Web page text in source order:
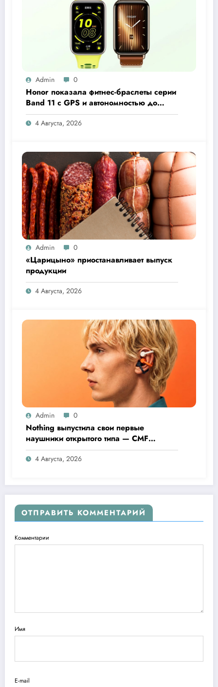
Admin 0
Honor показала фитнес-браслеты серии
Band 11 с GPS и автономностью до
26 дней
4 Августа, 2026
Admin 0
«Царицыно» приостанавливает выпуск
продукции
4 Августа, 2026
Admin 0
Nothing выпустила свои первые
наушники открытого типа — CMF
Clip Pro
4 Августа, 2026
ОТПРАВИТЬ КОММЕНТАРИЙ
Комментарии
Имя
E-mail